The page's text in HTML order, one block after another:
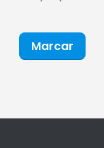
Marcar